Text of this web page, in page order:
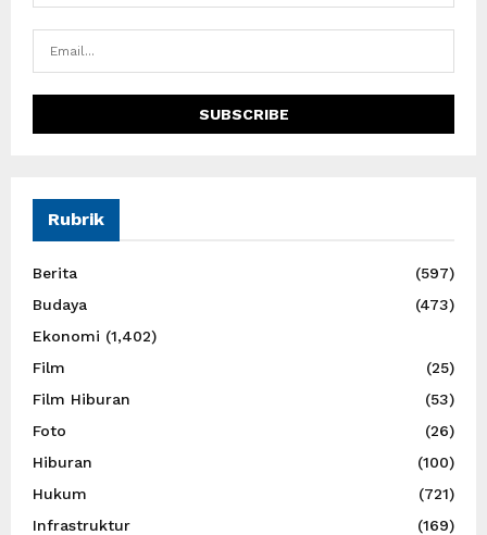
Rubrik
Berita
(597)
Budaya
(473)
Ekonomi (1,402)
Film
(25)
Film Hiburan
(53)
Foto
(26)
Hiburan
(100)
Hukum
(721)
Infrastruktur
(169)